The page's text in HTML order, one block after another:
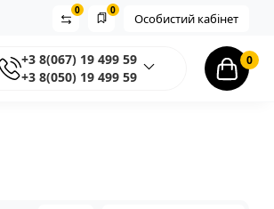
Особистий кабінет
0
0
+3 8(067) 19 499 59
+3 8(050) 19 499 59
0